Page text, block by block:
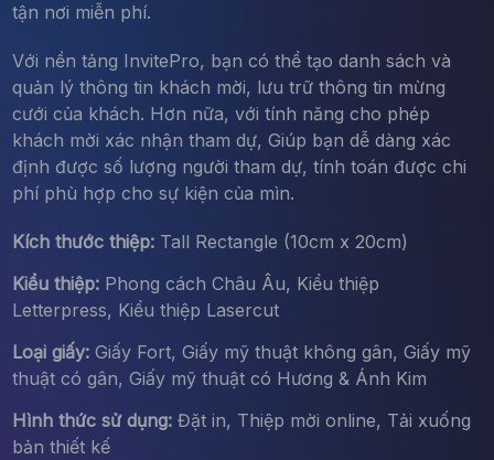
tận nơi miễn phí.
Với nền tảng InvitePro, bạn có thể tạo danh sách và
quản lý thông tin khách mời, lưu trữ thông tin mừng
cưới của khách. Hơn nữa, với tính năng cho phép
khách mời xác nhận tham dự, Giúp bạn dễ dàng xác
định được số lượng người tham dự, tính toán được chi
phí phù hợp cho sự kiện của mìn.
Kích thước thiệp:Tall Rectangle (10cm x 20cm)
Kiểu thiệp:Phong cách Châu Âu, Kiểu thiệp
Letterpress, Kiểu thiệp Lasercut
Loại giấy:Giấy Fort, Giấy mỹ thuật không gân, Giấy mỹ
thuật có gân, Giấy mỹ thuật có Hương & Ánh Kim
Hình thức sử dụng:Đặt in, Thiệp mời online, Tải xuống
bản thiết kế